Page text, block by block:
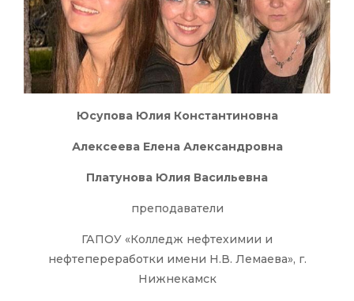
Юсупова Юлия Константиновна
Алексеева Елена Александровна
Платунова Юлия Васильевна
преподаватели
ГАПОУ «Колледж нефтехимии и
нефтепереработки имени Н.В. Лемаева», г.
Нижнекамск